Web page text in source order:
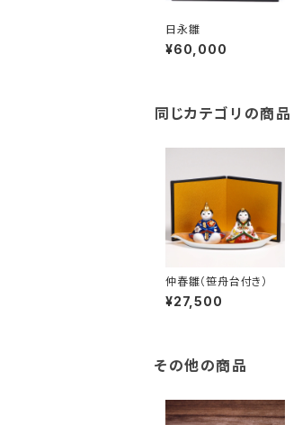
日永雛
¥60,000
同じカテゴリの商品
仲春雛（笹舟台付き）
¥27,500
その他の商品